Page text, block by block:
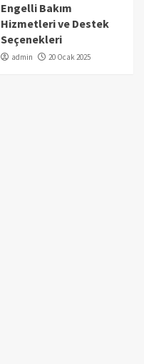
Engelli Bakım
Hizmetleri ve Destek
Seçenekleri
admin 20 Ocak 2025